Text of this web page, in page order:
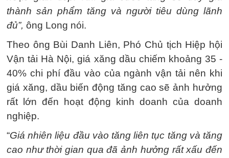
thành sản phẩm tăng và người tiêu dùng lãnh
đủ”, ông Long nói.
Theo ông Bùi Danh Liên, Phó Chủ tịch Hiệp hội
Vận tải Hà Nội, giá xăng dầu chiếm khoảng 35 -
40% chi phí đầu vào của ngành vận tải nên khi
giá xăng, dầu biến động tăng cao sẽ ảnh hưởng
rất lớn đến hoạt động kinh doanh của doanh
nghiệp.
“Giá nhiên liệu đầu vào tăng liên tục tăng và tăng
cao như thời gian qua đã ảnh hưởng rất xấu đến